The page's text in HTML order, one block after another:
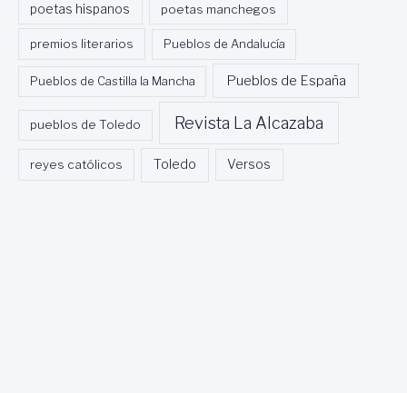
poetas hispanos poetas manchegos
premios literarios Pueblos de Andalucía
Pueblos de Castilla la Mancha Pueblos de España
pueblos de Toledo Revista La Alcazaba
reyes católicos Toledo Versos